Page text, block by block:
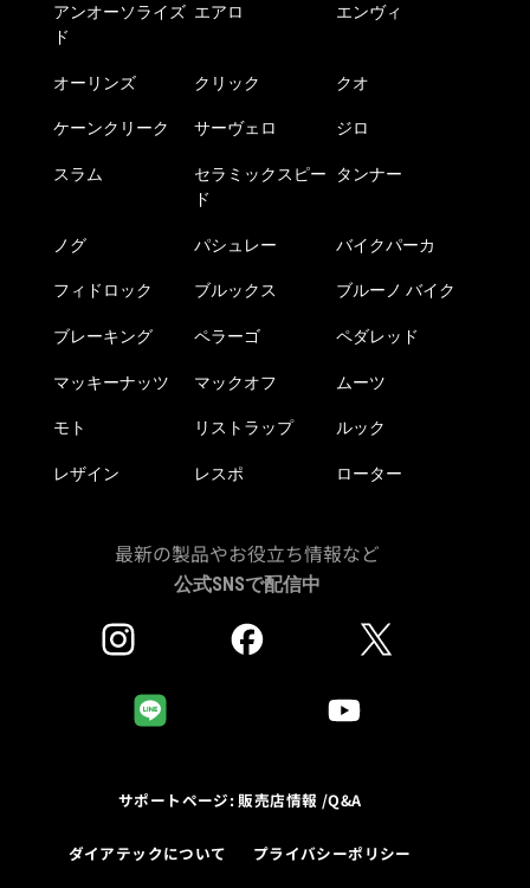
アンオーソライズ
ド
エアロ エンヴィ
オーリンズ クリック クオ
ケーンクリーク サーヴェロ ジロ
スラム
セラミックスピー
ド
タンナー
ノグ パシュレー バイクパーカ
フィドロック ブルックス ブルーノ バイク
ブレーキング ペラーゴ ペダレッド
マッキーナッツ マックオフ ムーツ
モト リストラップ ルック
レザイン レスポ ローター
最新の製品やお役立ち情報など
公式SNSで配信中
サポートページ: 販売店情報 /Q&A
ダイアテックについて プライバシーポリシー